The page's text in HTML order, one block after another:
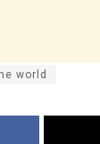
world